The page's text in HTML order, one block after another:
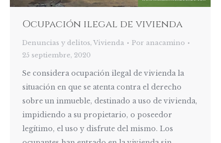
Ocupación ilegal de vivienda
Denuncias y delitos, Vivienda Por anacamino
25 septiembre, 2020
Se considera ocupación ilegal de vivienda la
situación en que se atenta contra el derecho
sobre un inmueble, destinado a uso de vivienda,
impidiendo a su propietario, o poseedor
legítimo, el uso y disfrute del mismo. Los